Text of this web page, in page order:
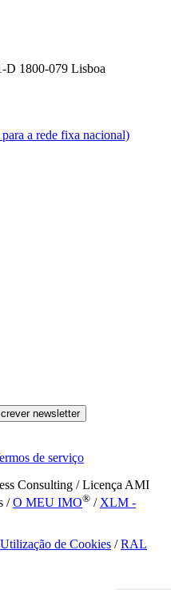
D 1800-079 Lisboa
a rede fixa nacional)
newsletter
de serviço
Consulting / Licença AMI
/O MEU IMO® / XLM -
de Cookies /RAL